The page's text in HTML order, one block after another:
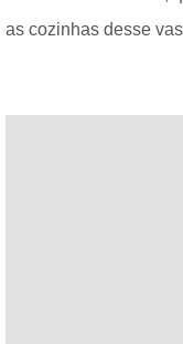
as cozinhas desse